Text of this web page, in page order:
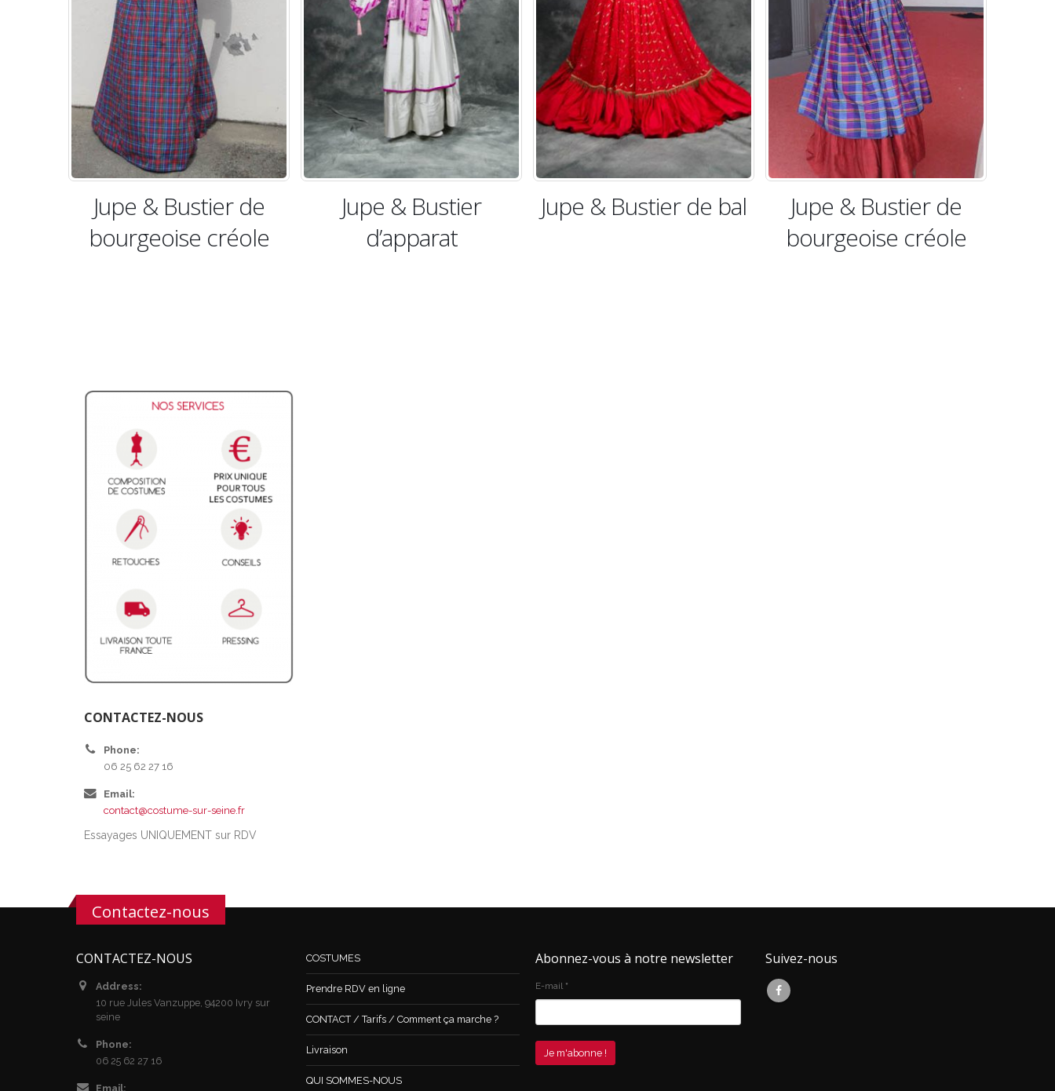
Jupe & Bustier
d’apparat
Jupe & Bustier de bal
Jupe & Bustier de
Jupe & Bustier à
crinoline
CONTACTEZ-NOUS
Phone:
06 25 62 27 16
Email:
contact@costume-sur-seine.fr
Essayages UNIQUEMENT sur RDV
Contactez-nous
CONTACTEZ-NOUS
Address:
10 rue Jules Vanzuppe, 94200 Ivry sur
seine
Phone:
06 25 62 27 16
Email:
COSTUMES
Prendre RDV en ligne
CONTACT / Tarifs / Comment ça marche ?
Livraison
QUI SOMMES-NOUS
Abonnez-vous à notre newsletter
E-mail *
Suivez-nous